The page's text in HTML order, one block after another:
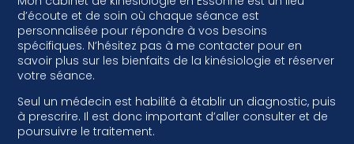
d’écoute et de soin où chaque séance est
personnalisée pour répondre à vos besoins
spécifiques. N’hésitez pas à me contacter pour en
savoir plus sur les bienfaits de la kinésiologie et réserver
votre séance.
Seul un médecin est habilité à établir un diagnostic, puis
à prescrire. Il est donc important d’aller consulter et de
poursuivre le traitement.